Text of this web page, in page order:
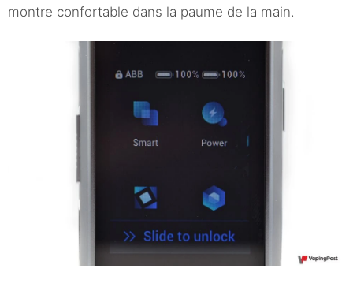
montre confortable dans la paume de la main.